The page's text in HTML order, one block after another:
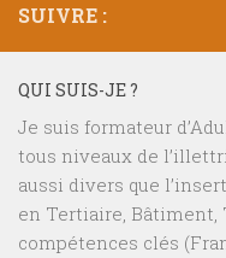
SUIVRE :
QUI SUIS-JE ?
Je suis formateur
tous niveaux de
aussi divers que
en Tertiaire, Bâtiment,
compétences clés